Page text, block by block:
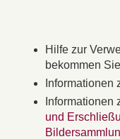
Hilfe zur
bekommen Sie
Informationen
Informationen
und